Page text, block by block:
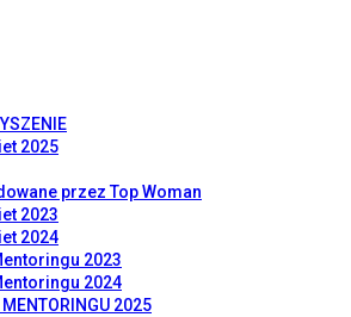
2025
przez Top Woman
2023
2024
2023
2024
MENTORINGU 2025